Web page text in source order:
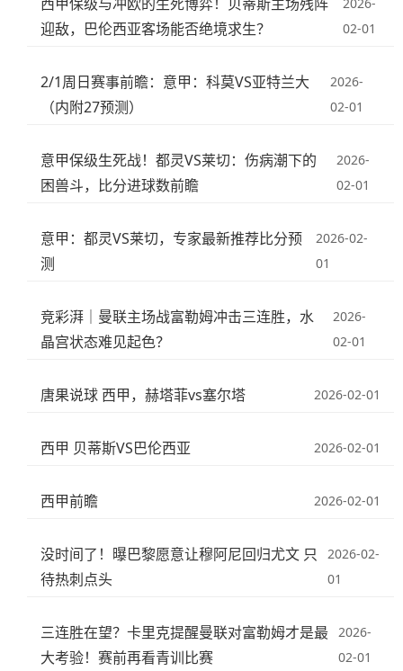
迎敌，巴伦西亚客场能否绝境求生？
02-01
2/1周日赛事前瞻：意甲：科莫VS亚特兰大
（内附27预测）
2026-
02-01
意甲保级生死战！都灵VS莱切：伤病潮下的
困兽斗，比分进球数前瞻
2026-
02-01
意甲：都灵VS莱切，专家最新推荐比分预
测
2026-02-
01
竞彩湃｜曼联主场战富勒姆冲击三连胜，水
晶宫状态难见起色？
2026-
02-01
唐果说球 西甲，赫塔菲vs塞尔塔 2026-02-01
西甲 贝蒂斯VS巴伦西亚 2026-02-01
西甲前瞻 2026-02-01
没时间了！曝巴黎愿意让穆阿尼回归尤文 只
待热刺点头
2026-02-
01
三连胜在望？卡里克提醒曼联对富勒姆才是最
大考验！赛前再看青训比赛
2026-
02-01